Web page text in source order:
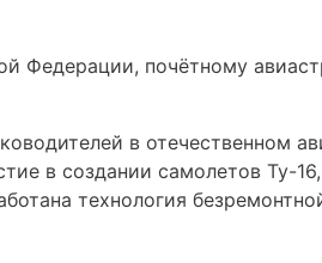
Федерации, почётному
в отечественном
в создании самолетов Ту-
технология